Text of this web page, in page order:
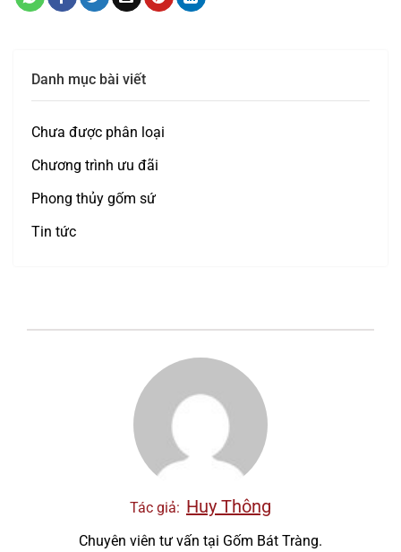
Danh mục bài viết
Chưa được phân loại
Chương trình ưu đãi
Phong thủy gốm sứ
Tin tức
Tác giả: Huy Thông
Chuyên viên tư vấn tại Gốm Bát Tràng.